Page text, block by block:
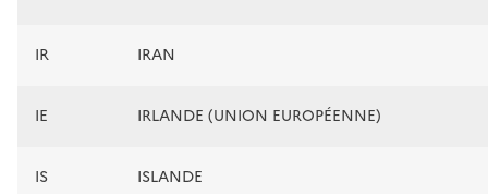
IR IRAN
IE IRLANDE (UNION EUROPÉENNE)
IS ISLANDE